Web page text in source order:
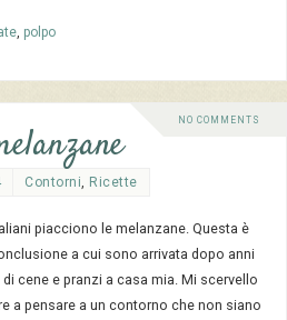
, polpo
NO COMMENTS
Contorni, Ricette
piacciono le melanzane. Questa è
a cui sono arrivata dopo anni
di cene e pranzi a casa mia. Mi scervello
a pensare a un contorno che non siano